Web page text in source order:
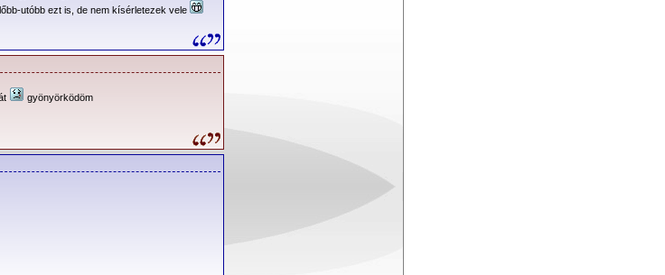
utóbb ezt is, de nem kísérletezek vele
gyönyörködöm